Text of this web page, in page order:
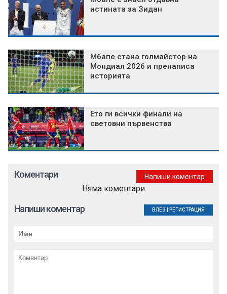
истината за Зидан
Мбапе стана голмайстор на
Мондиал 2026 и пренаписа
историята
Ето ги всички финали на
световни първенства
Коментари Напиши коментар
Няма коментари
Напиши коментар ВЛЕЗ РЕГИСТРАЦИЯ